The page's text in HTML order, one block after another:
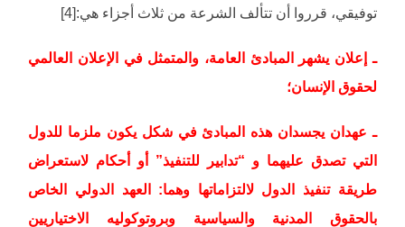
توفيقي، قرروا أن تتألف الشرعة من ثلاث أجزاء هي:[4]
ـ إعلان يشهر المبادئ العامة، والمتمثل في الإعلان العالمي
لحقوق الإنسان؛
ـ عهدان يجسدان هذه المبادئ في شكل يكون ملزما للدول
التي تصدق عليهما و “تدابير للتنفيذ” أو أحكام لاستعراض
طريقة تنفيذ الدول لالتزاماتها وهما: العهد الدولي الخاص
بالحقوق المدنية والسياسية وبروتوكوليه الاختياريين